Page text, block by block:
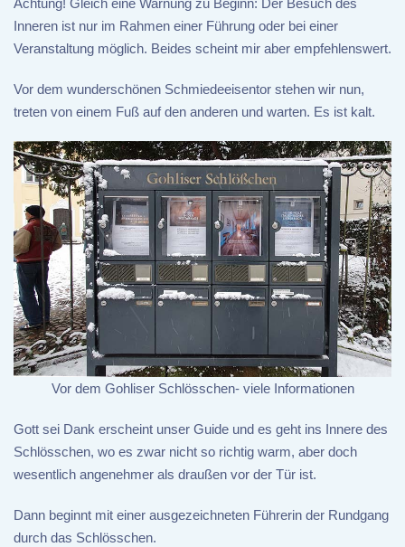
Inneren ist nur im Rahmen einer Führung oder bei einer
Veranstaltung möglich. Beides scheint mir aber empfehlenswert.
Vor dem wunderschönen Schmiedeeisentor stehen wir nun,
treten von einem Fuß auf den anderen und warten. Es ist kalt.
Vor dem Gohliser Schlösschen- viele Informationen
Gott sei Dank erscheint unser Guide und es geht ins Innere des
Schlösschen, wo es zwar nicht so richtig warm, aber doch
wesentlich angenehmer als draußen vor der Tür ist.
Dann beginnt mit einer ausgezeichneten Führerin der Rundgang
durch das Schlösschen.